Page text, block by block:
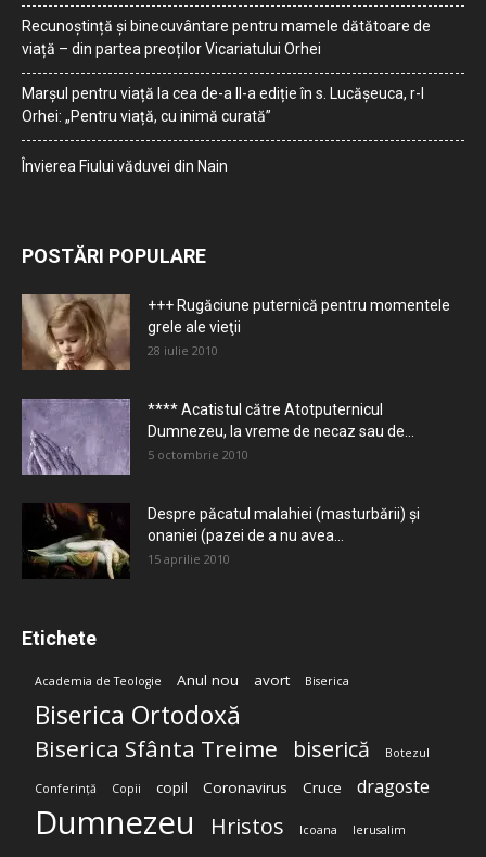
Recunoștință și binecuvântare pentru mamele dătătoare de
viață – din partea preoților Vicariatului Orhei
Marșul pentru viață la cea de-a II-a ediție în s. Lucășeuca, r-l
Orhei: „Pentru viață, cu inimă curată”
Învierea Fiului văduvei din Nain
POSTĂRI POPULARE
+++ Rugăciune puternică pentru momentele
grele ale vieţii
28 iulie 2010
**** Acatistul către Atotputernicul
Dumnezeu, la vreme de necaz sau de...
5 octombrie 2010
Despre păcatul malahiei (masturbării) şi
onaniei (pazei de a nu avea...
15 aprilie 2010
Etichete
Academia de Teologie Anul nou avort Biserica
Biserica Ortodoxă
Biserica Sfânta Treime biserică Botezul
Conferință Copii copil Coronavirus Cruce dragoste
Dumnezeu Hristos Icoana Ierusalim